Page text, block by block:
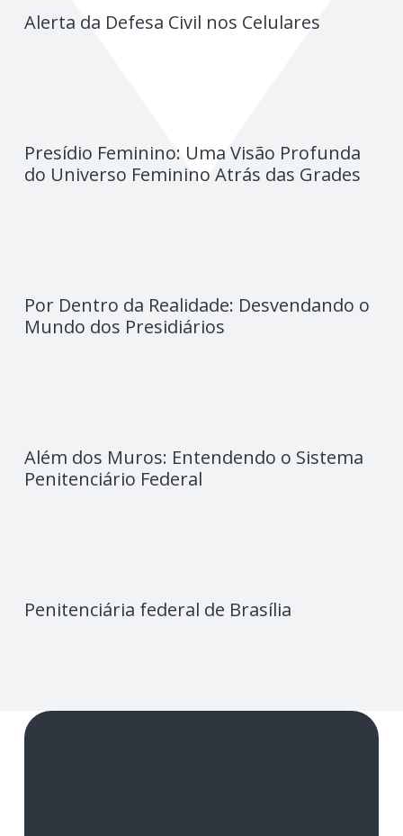
Alerta da Defesa Civil nos Celulares
Presídio Feminino: Uma Visão Profunda
do Universo Feminino Atrás das Grades
Por Dentro da Realidade: Desvendando o
Mundo dos Presidiários
Além dos Muros: Entendendo o Sistema
Penitenciário Federal
Penitenciária federal de Brasília